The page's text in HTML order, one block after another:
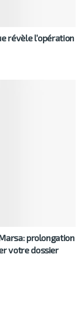
révèle l’opération
prolongation
votre dossier